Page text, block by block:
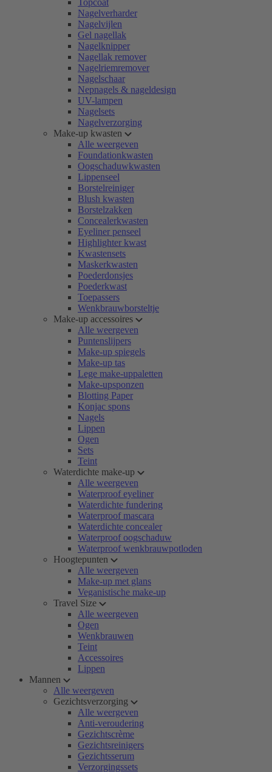
Topcoat
Nagelverharder
Nagelvijlen
Gel nagellak
Nagelknipper
Nagellak remover
Nagelriemremover
Nagelschaar
Nepnagels & nageldesign
UV-lampen
Nagelsets
Nagelverzorging
Make-up kwasten
Alle weergeven
Foundationkwasten
Oogschaduwkwasten
Lippenseel
Borstelreiniger
Blush kwasten
Borstelzakken
Concealerkwasten
Eyeliner penseel
Highlighter kwast
Kwastensets
Maskerkwasten
Poederdonsjes
Poederkwast
Toepassers
Wenkbrauwborsteltje
Make-up accessoires
Alle weergeven
Puntenslijpers
Make-up spiegels
Make-up tas
Lege make-uppaletten
Make-upsponzen
Blotting Paper
Konjac spons
Nagels
Lippen
Ogen
Sets
Teint
Waterdichte make-up
Alle weergeven
Waterproof eyeliner
Waterdichte fundering
Waterproof mascara
Waterdichte concealer
Waterproof oogschaduw
Waterproof wenkbrauwpotloden
Hoogtepunten
Alle weergeven
Make-up met glans
Veganistische make-up
Travel Size
Alle weergeven
Ogen
Wenkbrauwen
Teint
Accessoires
Lippen
Mannen
Alle weergeven
Gezichtsverzorging
Alle weergeven
Anti-veroudering
Gezichtscrème
Gezichtsreinigers
Gezichtsserum
Verzorgingssets